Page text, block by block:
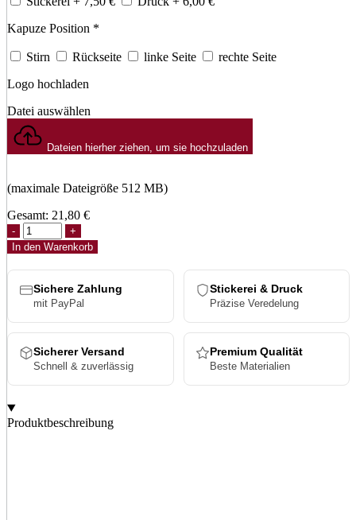
Kapuze Position *
Stirn Rückseite linke Seite
rechte Seite
Logo hochladen
Datei auswählen
Dateien hierher ziehen, um sie hochzuladen
(maximale Dateigröße 512 MB)
Gesamt: 21,80 €
Suede
Leather
Snapback
Menge
In den Warenkorb
Sichere Zahlung
mit PayPal
Stickerei & Druck
Präzise Veredelung
Sicherer Versand
Schnell & zuverlässig
Premium Qualität
Beste Materialien
Produktbeschreibung